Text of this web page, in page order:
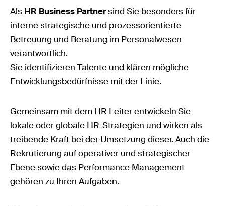
Als HR Business Partnersind Sie besonders für
interne strategische und prozessorientierte
Betreuung und Beratung im Personalwesen
verantwortlich.
Sie identifizieren Talente und klären mögliche
Entwicklungsbedürfnisse mit der Linie.
Gemeinsam mit dem HR Leiter entwickeln Sie
lokale oder globale HR-Strategien und wirken als
treibende Kraft bei der Umsetzung dieser. Auch die
Rekrutierung auf operativer und strategischer
Ebene sowie das Performance Management
gehören zu Ihren Aufgaben.